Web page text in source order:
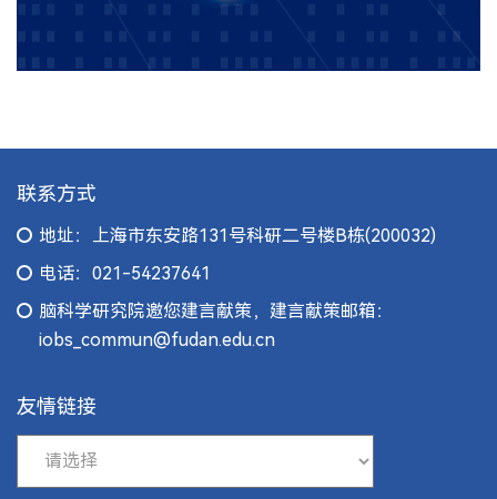
联系方式
地址：上海市东安路131号科研二号楼B栋(200032)
电话：021-54237641
脑科学研究院邀您建言献策，建言献策邮箱：
iobs_commun@fudan.edu.cn
友情链接